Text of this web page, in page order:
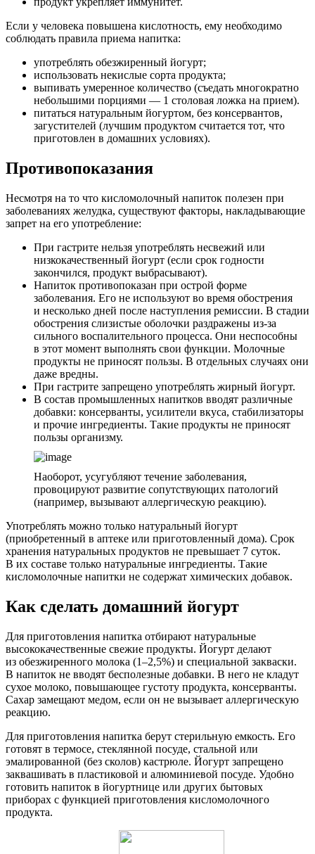
Если у человека повышена кислотность, ему необходимо
соблюдать правила приема напитка:
употреблять обезжиренный йогурт;
использовать некислые сорта продукта;
выпивать умеренное количество (съедать многократно
небольшими порциями — 1 столовая ложка на прием).
питаться натуральным йогуртом, без консервантов,
загустителей (лучшим продуктом считается тот, что
приготовлен в домашних условиях).
Противопоказания
Несмотря на то что кисломолочный напиток полезен при
заболеваниях желудка, существуют факторы, накладывающие
запрет на его употребление:
При гастрите нельзя употреблять несвежий или
низкокачественный йогурт (если срок годности
закончился, продукт выбрасывают).
Напиток противопоказан при острой форме
заболевания. Его не используют во время обострения
и несколько дней после наступления ремиссии. В стадии
обострения слизистые оболочки раздражены из-за
сильного воспалительного процесса. Они неспособны
в этот момент выполнять свои функции. Молочные
продукты не приносят пользы. В отдельных случаях они
даже вредны.
При гастрите запрещено употреблять жирный йогурт.
В состав промышленных напитков вводят различные
добавки: консерванты, усилители вкуса, стабилизаторы
и прочие ингредиенты. Такие продукты не приносят
пользы организму.
Наоборот, усугубляют течение заболевания,
провоцируют развитие сопутствующих патологий
(например, вызывают аллергическую реакцию).
Употреблять можно только натуральный йогурт
(приобретенный в аптеке или приготовленный дома). Срок
хранения натуральных продуктов не превышает 7 суток.
В их составе только натуральные ингредиенты. Такие
кисломолочные напитки не содержат химических добавок.
Как сделать домашний йогурт
Для приготовления напитка отбирают натуральные
высококачественные свежие продукты. Йогурт делают
из обезжиренного молока (1–2,5%) и специальной закваски.
В напиток не вводят бесполезные добавки. В него не кладут
сухое молоко, повышающее густоту продукта, консерванты.
Сахар замещают медом, если он не вызывает аллергическую
реакцию.
Для приготовления напитка берут стерильную емкость. Его
готовят в термосе, стеклянной посуде, стальной или
эмалированной (без сколов) кастрюле. Йогурт запрещено
заквашивать в пластиковой и алюминиевой посуде. Удобно
готовить напиток в йогуртнице или других бытовых
приборах с функцией приготовления кисломолочного
продукта.